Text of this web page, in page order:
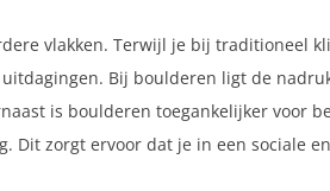
vlakken. Terwijl je bij traditioneel
Bij boulderen ligt de
is boulderen toegankelijker voor
zorgt ervoor dat je in een sociale